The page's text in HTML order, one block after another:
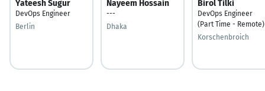
Yateesh Sugur
DevOps Engineer
Berlin
Nayeem Hossain
---
Dhaka
Birol Tilki
DevOps Engineer
(Part Time - Remote)
Korschenbroich